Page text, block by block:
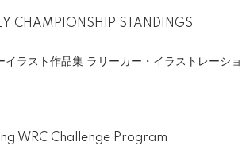
CHAMPIONSHIP STANDINGS
イラスト作品集 ラリーカー・イラストレーシ
WRC Challenge Program